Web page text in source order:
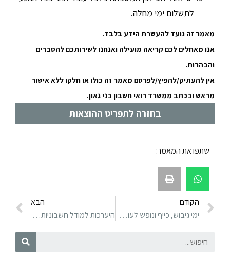
לתשלום ימי מחלה.
מאמר זה נועד להעשרת הידע בלבד.
אנו מאחלים לכם קריאה מועילה ואנחנו לשירותכם להסברים
והבהרות.
אין להעתיק/להפיץ/לפרסם מאמר זה כולו או חלקו ללא אישור
מראש ובכתב ממשרד רואי חשבון בני גאון.
בחזרה לתפריט ההוצאות
שתפו את המאמר:
הקודם
ימי גיבוש, כייף ונופש לעובדים וכן השתתפות בפעילות ספורט
הבא
היערכות למודל חשבוניות ישראל 2024